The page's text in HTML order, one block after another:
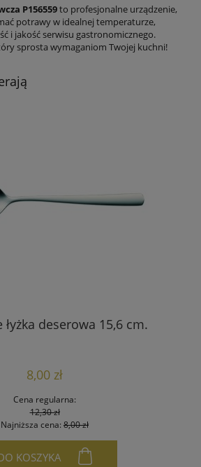
P156559to profesjonalne urządzenie,
potrawy w idealnej temperaturze,
i jakość serwisu gastronomicznego.
sprosta wymaganiom Twojej kuchni!
łyżka deserowa 15,6 cm.
8,00 zł
Cena regularna:
12,30 zł
Najniższa cena: 8,00 zł
KOSZYKA